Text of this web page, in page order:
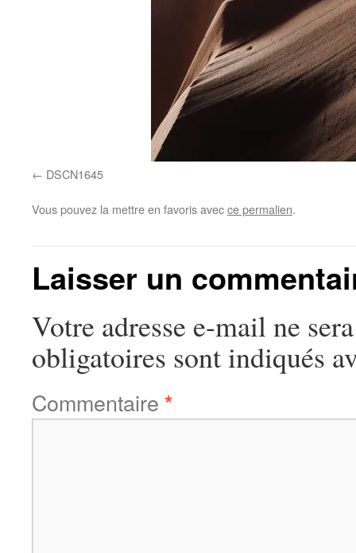
DSCN1645
Vous pouvez la mettre en favoris avecce permalien.
Laisser un
Votre adresse e-mail ne
obligatoires sont indiqués
Commentaire *